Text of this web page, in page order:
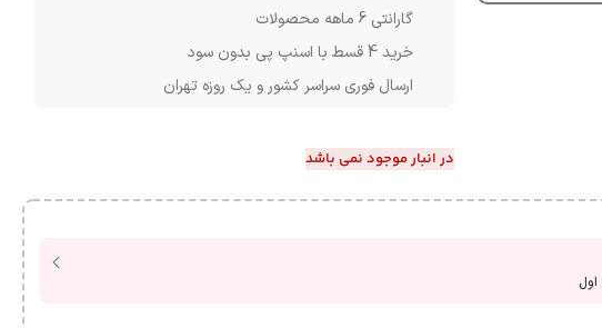
گارانتی 6 ماهه محصولات
خرید 4 قسط با اسنپ پی بدون سود
ارسال فوری سراسر کشور و یک روزه تهران
در انبار موجود نمی باشد